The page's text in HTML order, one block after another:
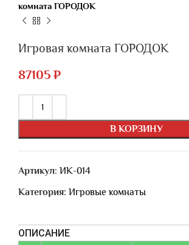
комната ГОРОДОК
Игровая комната ГОРОДОК
87105 ₽
В КОРЗИНУ
Артикул: ИК-014
Категория: Игровые комнаты
ОПИСАНИЕ